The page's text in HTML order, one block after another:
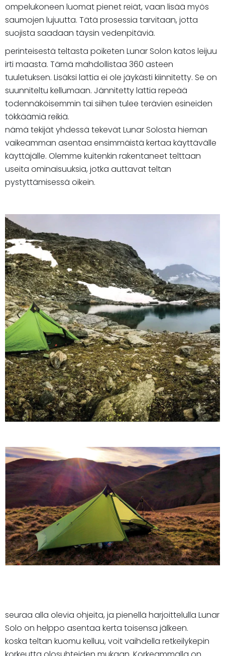
ompelukoneen luomat pienet reiät, vaan lisää myös
saumojen lujuutta. Tätä prosessia tarvitaan, jotta
suojista saadaan täysin vedenpitäviä.
perinteisestä teltasta poiketen Lunar Solon katos leijuu
irti maasta. Tämä mahdollistaa 360 asteen
tuuletuksen. Lisäksi lattia ei ole jäykästi kiinnitetty. Se on
suunniteltu kellumaan. Jännitetty lattia repeää
todennäköisemmin tai siihen tulee terävien esineiden
tökkäämiä reikiä.
nämä tekijät yhdessä tekevät Lunar Solosta hieman
vaikeamman asentaa ensimmäistä kertaa käyttävälle
käyttäjälle. Olemme kuitenkin rakentaneet telttaan
useita ominaisuuksia, jotka auttavat teltan
pystyttämisessä oikein.
seuraa alla olevia ohjeita, ja pienellä harjoittelulla Lunar
Solo on helppo asentaa kerta toisensa jälkeen.
koska teltan kuomu kelluu, voit vaihdella retkeilykepin